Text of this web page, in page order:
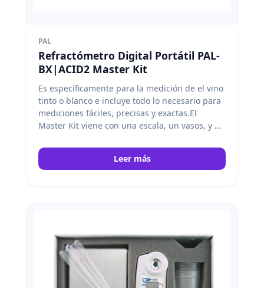
PAL
Refractómetro Digital Portátil PAL-
BX|ACID2 Master Kit
Es específicamente para la medición de el vino
tinto o blanco e incluye todo lo necesario para
mediciones fáciles, precisas y exactas.El
Master Kit viene con una escala, un vasos, y un
Leer más